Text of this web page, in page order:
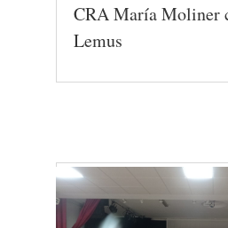
CRA María Moliner
Lemus